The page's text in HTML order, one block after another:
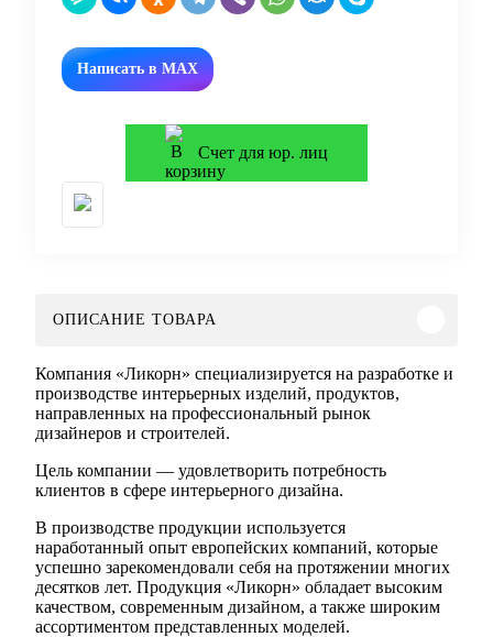
Написать в MAX
Счет для юр. лиц
ОПИСАНИЕ ТОВАРА
Компания «Ликорн» специализируется на разработке и
производстве интерьерных изделий, продуктов,
направленных на профессиональный рынок
дизайнеров и строителей.
Цель компании — удовлетворить потребность
клиентов в сфере интерьерного дизайна.
В производстве продукции используется
наработанный опыт европейских компаний, которые
успешно зарекомендовали себя на протяжении многих
десятков лет. Продукция «Ликорн» обладает высоким
качеством, современным дизайном, а также широким
ассортиментом представленных моделей.